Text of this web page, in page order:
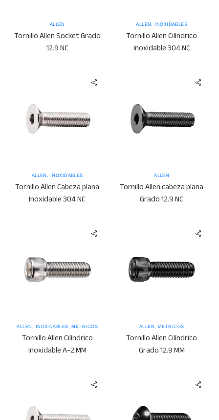
ALLEN
Tornillo Allen Socket Grado
12.9 NC
ALLEN, INOXIDABLES
Tornillo Allen Cilíndrico
Inoxidable 304 NC
ALLEN , INOXIDABLES
Tornillo Allen Cabeza plana
Inoxidable 304 NC
ALLEN
Tornillo Allen cabeza plana
Grado 12.9 NC
ALLEN , INOXIDABLES, MÉTRICOS
Tornillo Allen Cilíndrico
Inoxidable A-2 MM
ALLEN, MÉTRICOS
Tornillo Allen Cilíndrico
Grado 12.9 MM